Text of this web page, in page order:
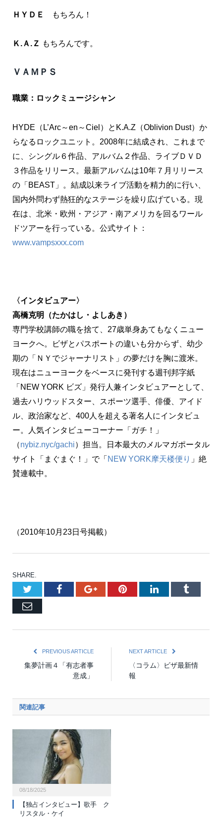
ＨＹＤＥ もちろん！
Ｋ.Ａ.Ｚ もちろんです。
ＶＡＭＰＳ
職業：ロックミュージシャン
HYDE（L’Arc～en～Ciel）とK.A.Z（Oblivion Dust）か
らなるロックユニット。2008年に結成され、これまで
に、シングル６作品、アルバム２作品、ライブＤＶＤ
３作品をリリース。最新アルバムは10年７月リリース
の「BEAST」。結成以来ライブ活動を精力的に行い、
国内外問わず熱狂的なステージを繰り広げている。現
在は、北米・欧州・アジア・南アメリカを回るワール
ドツアーを行っている。公式サイト：
www.vampsxxx.com
〈インタビュアー〉
高橋克明（たかはし・よしあき）
専門学校講師の職を捨て、27歳単身あてもなくニュー
ヨークへ。ビザとパスポートの違いも分からず、幼少
期の「ＮＹでジャーナリスト」の夢だけを胸に渡米。
現在はニューヨークをベースに発刊する週刊邦字紙
「NEW YORK ビズ」発行人兼インタビュアーとして、
過去ハリウッドスター、スポーツ選手、俳優、アイド
ル、政治家など、400人を超える著名人にインタビュ
ー。人気インタビューコーナー「ガチ！」
（nybiz.nyc/gachi）担当。日本最大のメルマガポータル
サイト「まぐまぐ！」で「 NEW YORK摩天楼便り 」絶
賛連載中。
（2010年10月23日号掲載）
SHARE.
TwitterFacebookGoogle+PinterestLinkedInTumblr
Email
PREVIOUS ARTICLE
集夢計画４「有志者事
意成」
NEXT ARTICLE
〈コラム〉ビザ最新情
報
関連記事
08/18/2025
【独占インタビュー】歌手 ク
リスタル・ケイ